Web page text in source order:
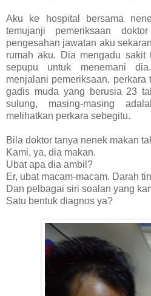
Aku ke hospital bersama
temujanji pemeriksaan
pengesahan jawatan aku
rumah aku. Dia mengadu sakit
sepupu untuk menemani
menjalani pemeriksaan, perkara
gadis muda yang berusia 23
sulung, masing-masing
melihatkan perkara sebegitu.
Bila doktor tanya nenek makan
Kami, ya, dia makan.
Ubat apa dia ambil?
Er, ubat macam-macam. Darah
Dan pelbagai siri soalan yang
Satu bentuk diagnos ya?